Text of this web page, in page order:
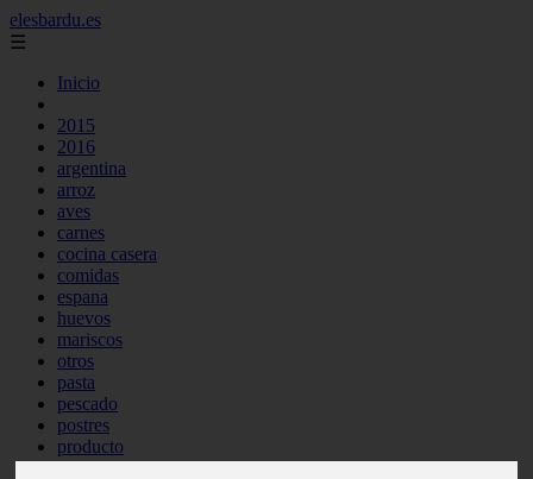
elesbardu.es
☰
Inicio
2015
2016
argentina
arroz
aves
carnes
cocina casera
comidas
espana
huevos
mariscos
otros
pasta
pescado
postres
producto
reposteria